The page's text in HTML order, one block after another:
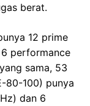
berat.
12 prime
performance
sama, 53
80-100) punya
dan 6